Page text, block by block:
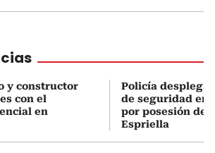
y constructor
con el
en
Policía
de seguridad en
por posesión de
Espriella